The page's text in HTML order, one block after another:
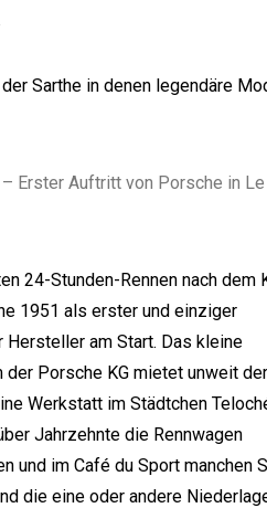
Sarthe in denen legendäre
Erster Auftritt von Porsche in Le
24-Stunden-Rennen nach dem
1951 als erster und einziger
Hersteller am Start. Das kleine
der Porsche KG mietet unweit der
Werkstatt im Städtchen
Jahrzehnte die Rennwagen
und im Café du Sport manchen
die eine oder andere